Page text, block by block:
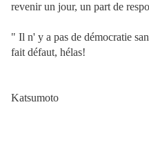
revenir un jour, un part de
" Il n' y a pas de démocratie
fait défaut, hélas!
Katsumoto